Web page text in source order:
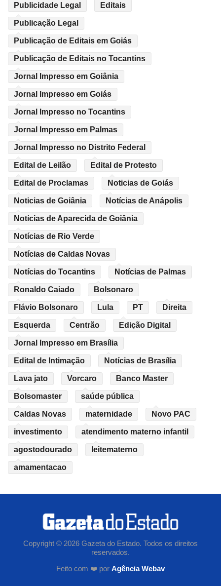
Publicidade Legal Editais
Publicação Legal
Publicação de Editais em Goiás
Publicação de Editais no Tocantins
Jornal Impresso em Goiânia
Jornal Impresso em Goiás
Jornal Impresso no Tocantins
Jornal Impresso em Palmas
Jornal Impresso no Distrito Federal
Edital de Leilão Edital de Protesto
Edital de Proclamas Noticias de Goiás
Noticias de Goiânia Notícias de Anápolis
Notícias de Aparecida de Goiânia
Notícias de Rio Verde
Notícias de Caldas Novas
Notícias do Tocantins Notícias de Palmas
Ronaldo Caiado Bolsonaro
Flávio Bolsonaro Lula PT Direita
Esquerda Centrão Edição Digital
Jornal Impresso em Brasília
Edital de Intimação Notícias de Brasília
Lava jato Vorcaro Banco Master
Bolsomaster saúde pública
Caldas Novas maternidade Novo PAC
investimento atendimento materno infantil
agostodourado leitematerno
amamentacao
Copyright © 2026 Gazeta do Estado. Todos os direitos
reservados.
Feito com ❤️ por Agência Webav